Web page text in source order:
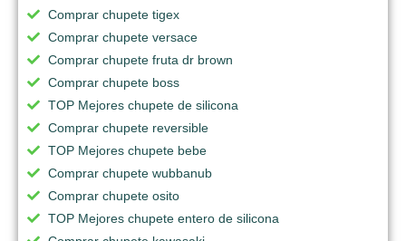
Comprar chupete tigex
Comprar chupete versace
Comprar chupete fruta dr brown
Comprar chupete boss
TOP Mejores chupete de silicona
Comprar chupete reversible
TOP Mejores chupete bebe
Comprar chupete wubbanub
Comprar chupete osito
TOP Mejores chupete entero de silicona